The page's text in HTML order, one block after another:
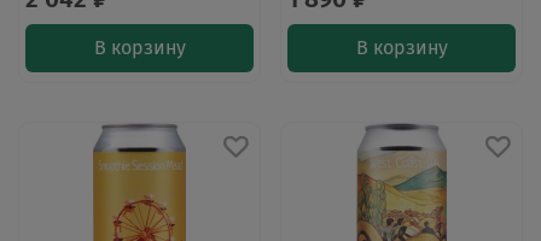
В корзину В корзину